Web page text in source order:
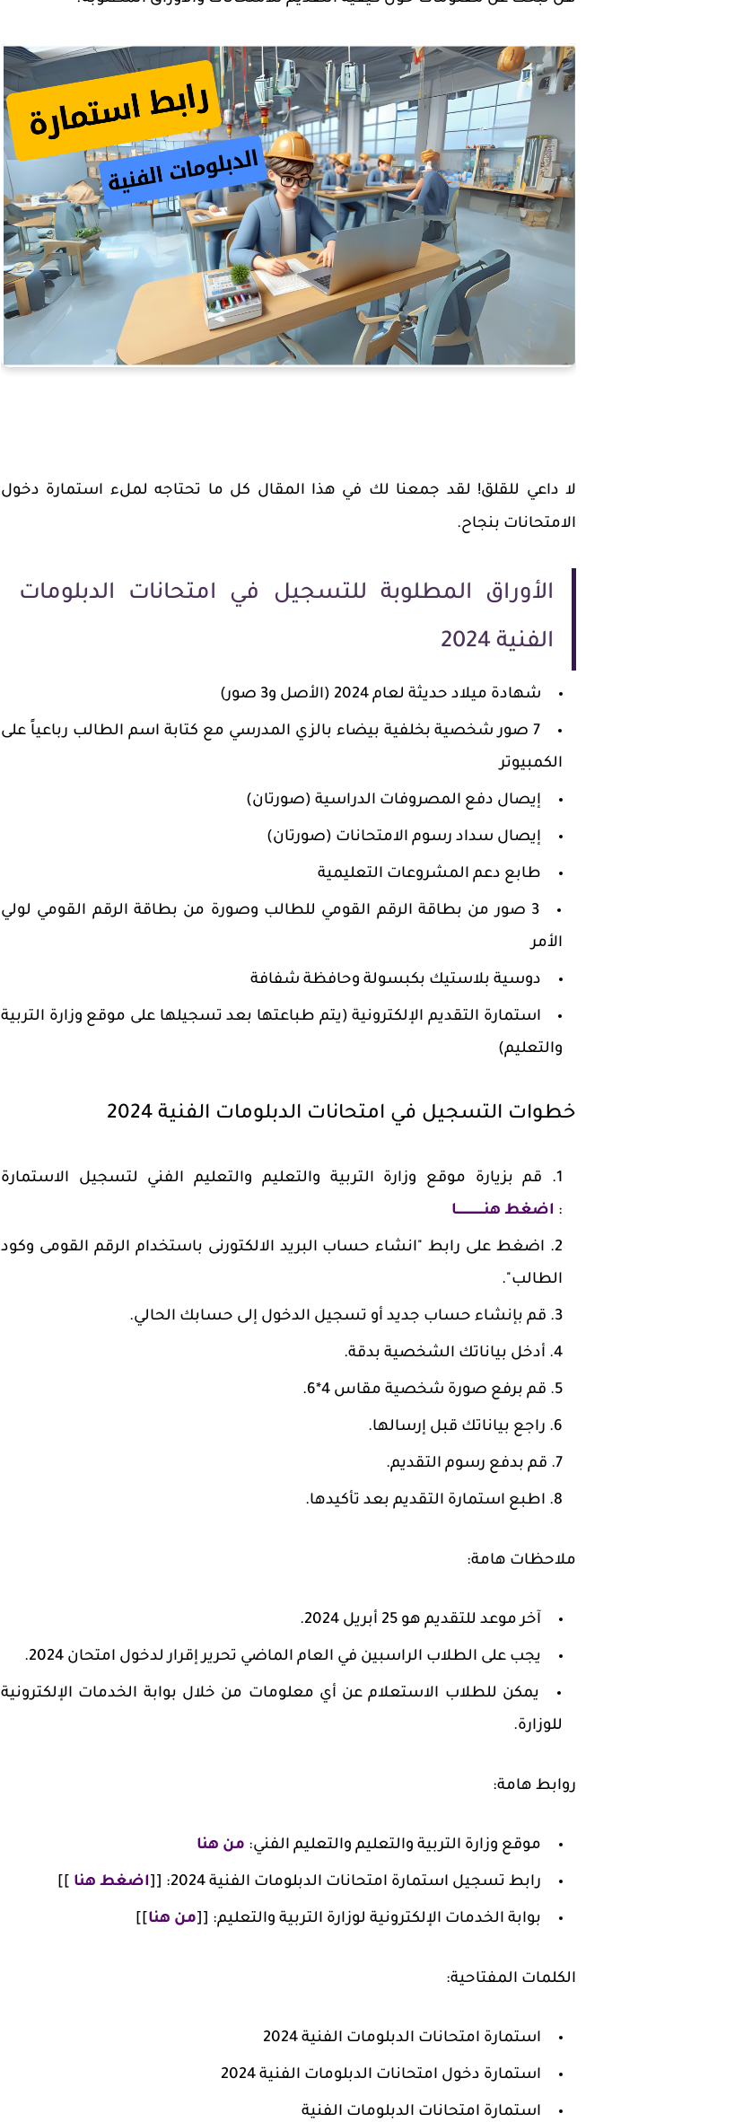
لا داعي للقلق! لقد جمعنا لك في هذا المقال كل ما تحتاجه لملء استمارة دخول
الامتحانات بنجاح.
الأوراق المطلوبة للتسجيل في امتحانات الدبلومات
الفنية 2024
شهادة ميلاد حديثة لعام 2024 (الأصل و3 صور)
7 صور شخصية بخلفية بيضاء بالزي المدرسي مع كتابة اسم الطالب رباعياً على
الكمبيوتر
إيصال دفع المصروفات الدراسية (صورتان)
إيصال سداد رسوم الامتحانات (صورتان)
طابع دعم المشروعات التعليمية
3 صور من بطاقة الرقم القومي للطالب وصورة من بطاقة الرقم القومي لولي
الأمر
دوسية بلاستيك بكبسولة وحافظة شفافة
استمارة التقديم الإلكترونية (يتم طباعتها بعد تسجيلها على موقع وزارة التربية
والتعليم)
خطوات التسجيل في امتحانات الدبلومات الفنية 2024
قم بزيارة موقع وزارة التربية والتعليم والتعليم الفني لتسجيل الاستمارة
: اضغط هنـــــــــــــــا
اضغط على رابط "انشاء حساب البريد الالكتورنى باستخدام الرقم القومى وكود
الطالب".
قم بإنشاء حساب جديد أو تسجيل الدخول إلى حسابك الحالي.
أدخل بياناتك الشخصية بدقة.
قم برفع صورة شخصية مقاس 4*6.
راجع بياناتك قبل إرسالها.
قم بدفع رسوم التقديم.
اطبع استمارة التقديم بعد تأكيدها.
ملاحظات هامة:
آخر موعد للتقديم هو 25 أبريل 2024.
يجب على الطلاب الراسبين في العام الماضي تحرير إقرار لدخول امتحان 2024.
يمكن للطلاب الاستعلام عن أي معلومات من خلال بوابة الخدمات الإلكترونية
للوزارة.
روابط هامة:
موقع وزارة التربية والتعليم والتعليم الفني: من هنا
رابط تسجيل استمارة امتحانات الدبلومات الفنية 2024: [[ اضغط هنا ]]
بوابة الخدمات الإلكترونية لوزارة التربية والتعليم: [[من هنا]]
الكلمات المفتاحية:
استمارة امتحانات الدبلومات الفنية 2024
استمارة دخول امتحانات الدبلومات الفنية 2024
استمارة امتحانات الدبلومات الفنية